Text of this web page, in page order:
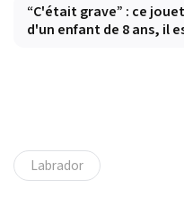
“C'était grave” : ce
d'un enfant de 8 ans, il
Labrador